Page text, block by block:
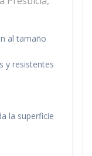
al tamaño
y resistentes
la superficie